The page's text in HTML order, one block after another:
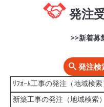
発注
>>新着募
発注検